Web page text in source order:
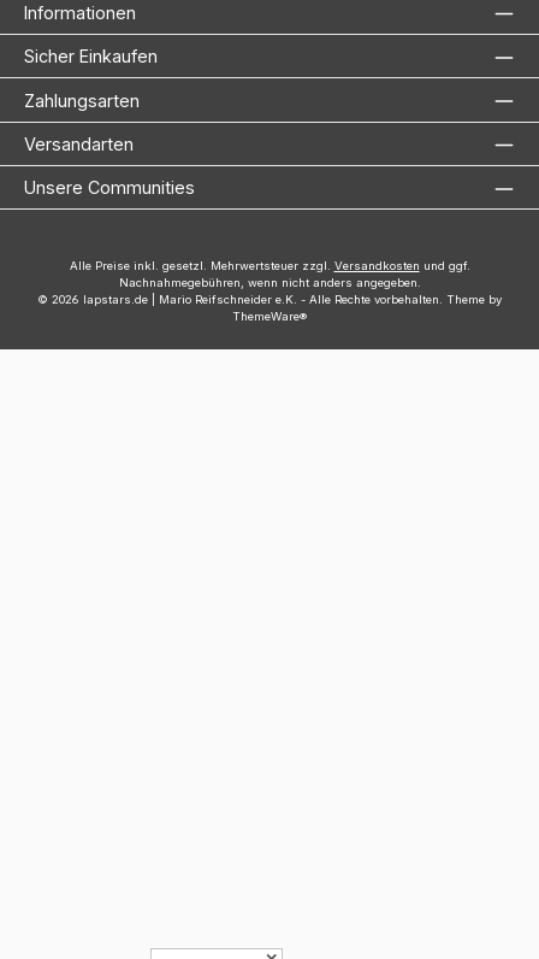
Informationen
Sicher Einkaufen
Zahlungsarten
Versandarten
Unsere Communities
Alle Preise inkl. gesetzl. Mehrwertsteuer zzgl. Versandkosten und ggf.
Nachnahmegebühren, wenn nicht anders angegeben.
© 2026 lapstars.de | Mario Reifschneider e.K. - Alle Rechte vorbehalten. Theme by
ThemeWare®